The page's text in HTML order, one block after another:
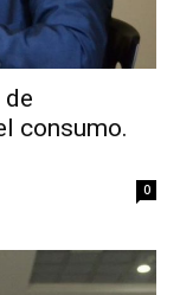
consumo.
0